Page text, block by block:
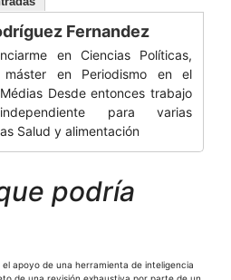
Fernandez
en Ciencias Políticas,
en Periodismo en el
Desde entonces trabajo
para varias
Salud y alimentación
podría
apoyo de una herramienta de inteligencia
de una revisión exhaustiva por parte de un